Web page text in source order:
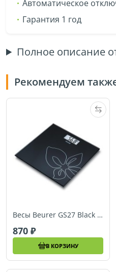
Автоматическое
Гарантия 1 год
Полное описание
Рекомендуем
Весы Beurer GS27 Black Flower
870
В КОРЗИНУ